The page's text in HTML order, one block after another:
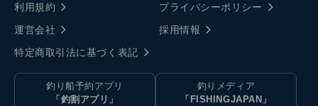
利用規約
プライバシーポリシー
運営会社
採用情報
特定商取引法に基づく表記
釣り船予約アプリ
「釣割アプリ」
釣りメディア
「FISHINGJAPAN」